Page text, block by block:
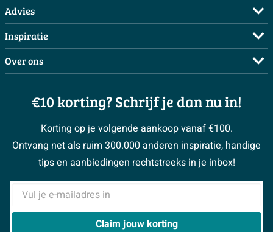
Veelgestelde vragen
Bestellen
Betalen
Bezorgen / afhalen
Garantie / klachten
Reviewbeleid
> Naar de klantenservice
Advies
Maak een afspraak
Doe de offerte check
3D tekening maken
Klustips
Klusadvies
> Alle adviesmogelijkheden
Inspiratie
Complete badkamers
Complete toiletruimtes
Moodboards
Magazine
#MySawiday
> Naar inspiratie
Over ons
Over Sawiday
Vacatures
Sawiday PRO
BeCommerce
Samenwerken
> Alles over showrooms
€10 korting? Schrijf je dan nu in!
Korting op je volgende aankoop vanaf €100.
Ontvang net als ruim 300.000 anderen inspiratie, handige
tips en aanbiedingen rechtstreeks in je inbox!
E-mailadres
Claim jouw korting